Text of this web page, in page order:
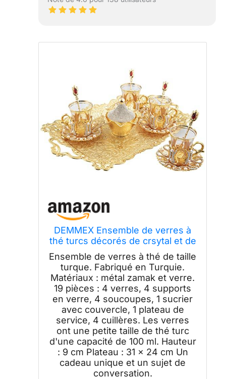
DEMMEX Ensemble de verres à
thé turcs décorés de crsytal et de
perles, supports en métal,
soucoupes, sucrier avec
couvercle et plateau de service
pour 4 personnes, fait à la main,
93,6 g (cristal)
Ensemble de verres à thé de taille
turque. Fabriqué en Turquie.
Matériaux : métal zamak et verre.
19 pièces : 4 verres, 4 supports
en verre, 4 soucoupes, 1 sucrier
avec couvercle, 1 plateau de
service, 4 cuillères. Les verres
ont une petite taille de thé turc
d'une capacité de 100 ml. Hauteur
: 9 cm Plateau : 31 x 24 cm Un
cadeau unique et un sujet de
conversation.